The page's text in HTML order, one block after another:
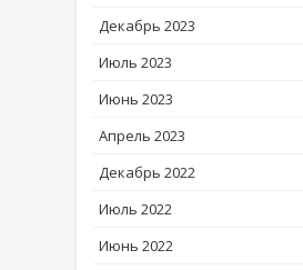
Декабрь 2023
Июль 2023
Июнь 2023
Апрель 2023
Декабрь 2022
Июль 2022
Июнь 2022